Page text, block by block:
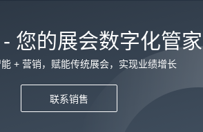
您的展会数字化管家
+ 营销，赋能传统展会，实现业绩增长
联系销售